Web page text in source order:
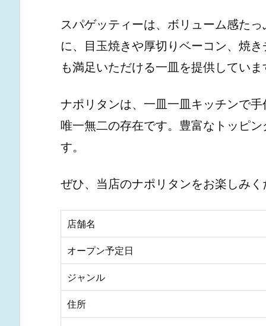
スパゲッティーは、ボリューム感た
に、目玉焼きや厚切りベーコン、焼
も満足いただける一皿を提供していま
ナポリタンは、一皿一皿キッチンで
唯一無二の存在です。豊富なトッピ
す。
ぜひ、当店のナポリタンをお楽しみ
店舗名
オープン予定日
ジャンル
住所